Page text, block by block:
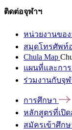
ติดต่อจุฬาฯ
หน่วยงานขอ
สมุดโทรศัพท์
Chula Map
แผนที่และการ
ร่วมงานกับจุฬ
การศึกษา
หลักสูตรที่เปิ
สมัครเข้าศึกษ